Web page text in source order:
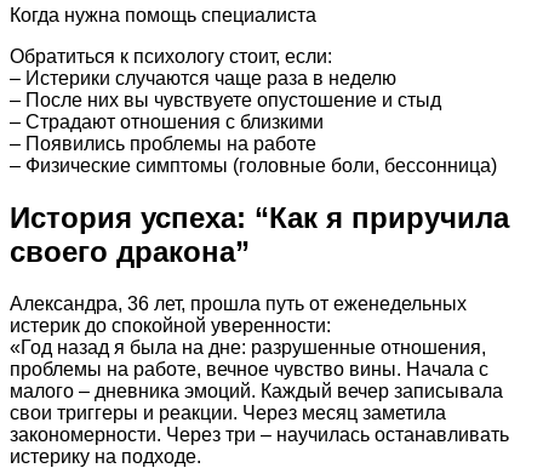
Когда нужна помощь специалиста
Обратиться к психологу стоит, если:
– Истерики случаются чаще раза в неделю
– После них вы чувствуете опустошение и стыд
– Страдают отношения с близкими
– Появились проблемы на работе
– Физические симптомы (головные боли, бессонница)
История успеха: “Как я приручила
своего дракона”
Александра, 36 лет, прошла путь от еженедельных
истерик до спокойной уверенности:
«Год назад я была на дне: разрушенные отношения,
проблемы на работе, вечное чувство вины. Начала с
малого – дневника эмоций. Каждый вечер записывала
свои триггеры и реакции. Через месяц заметила
закономерности. Через три – научилась останавливать
истерику на подходе.